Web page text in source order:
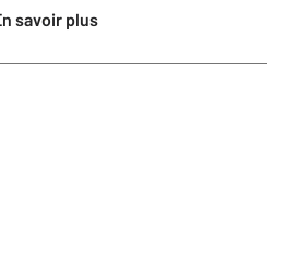
En savoir plus